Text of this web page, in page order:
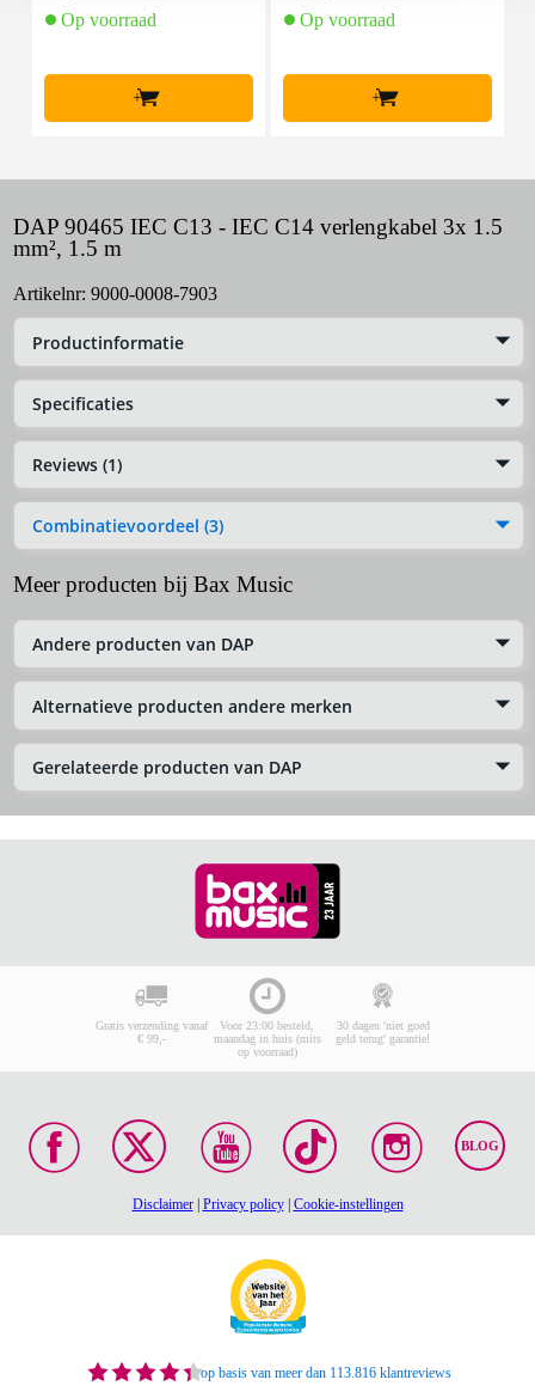
Op voorraad
+
Op voorraad
+
DAP 90465 IEC C13 - IEC C14 verlengkabel 3x 1.5
mm², 1.5 m
Artikelnr: 9000-0008-7903
Productinformatie
Specificaties
Reviews (1)
Combinatievoordeel (3)
Meer producten bij Bax Music
Andere producten van DAP
Alternatieve producten andere merken
Gerelateerde producten van DAP
Gratis verzending vanaf
€ 99,-
Voor 23:00 besteld,
maandag in huis (mits
op voorraad)
30 dagen 'niet goed
geld terug' garantie!
BLOG
Disclaimer| Privacy policy| Cookie-instellingen
op basis van meer dan 113.816 klantreviews